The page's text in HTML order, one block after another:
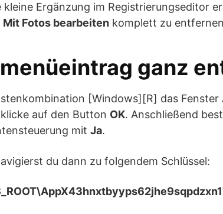
kleine Ergänzung im Registrierungseditor
Mit Fotos bearbeiten komplett zu
ganz
[Windows][R] das Fenster
auf den Button OK. Anschließend
mit Ja.
du dann zu folgendem Schlüssel: